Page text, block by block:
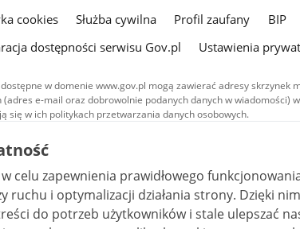
gov.pl
cookies Służba cywilna Profil zaufany BIP
dostępności serwisu Gov.pl
Ustawienia
w domenie www.gov.pl mogą zawierać adresy
(adres e-mail oraz dobrowolnie podanych danych w wiadomości)
się w ich politykach przetwarzania danych osobowych.
Treści tekstowe publikowane w serwisie (z wyłączeniem
udostępniane na licencji typu Creative Commons: uznanie
warunkach 4.0 (CC BY-SA 4.0). Materiały audiowizualne, w
są udostępniane na licencji typu Creative Commons:
bez utworów zależnych 4.0 (CC BY-NC-ND 4.0), o ile nie jest
celu zapewnienia prawidłowego
i optymalizacji działania strony. Dzięki nim
do potrzeb użytkowników i stale ulepszać